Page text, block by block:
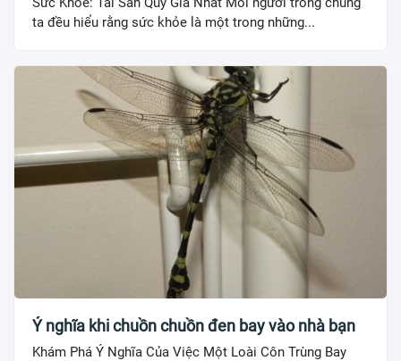
ta đều hiểu rằng sức khỏe là một trong những...
Ý nghĩa khi chuồn chuồn đen bay vào nhà bạn
Khám Phá Ý Nghĩa Của Việc Một Loài Côn Trùng Bay